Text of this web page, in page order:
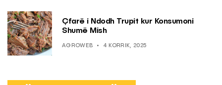
Çfarë i Ndodh Trupit kur Konsumoni
Shumë Mish
AGROWEB 4 KORRIK, 2025